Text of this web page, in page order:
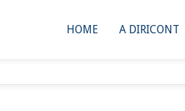
HOME A DIRICONT